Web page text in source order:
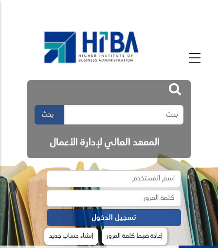
بحث
المعهد العالي لإدارة الأعمال
إنشاء حساب جديد إعادة ضبط كلمة المرور